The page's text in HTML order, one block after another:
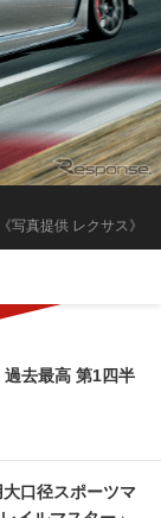
《写真提供 レクサス》
去最高 第1四半
口径スポーツマ